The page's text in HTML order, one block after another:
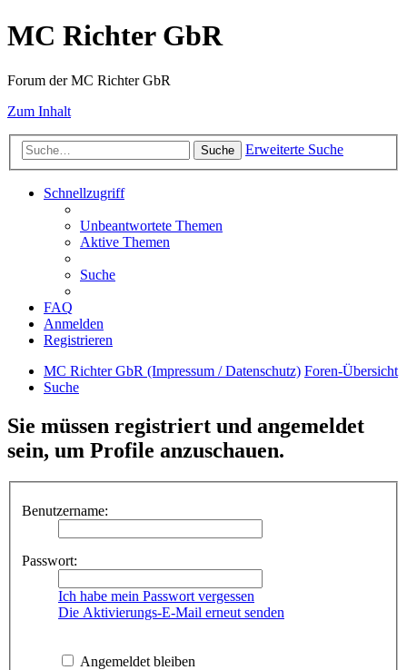
MC Richter GbR
Forum der MC Richter GbR
Zum Inhalt
Suche Erweiterte Suche
Schnellzugriff
Unbeantwortete Themen
Aktive Themen
Suche
FAQ
Anmelden
Registrieren
MC Richter GbR (Impressum / Datenschutz) Foren-Übersicht
Suche
Sie müssen registriert und angemeldet
sein, um Profile anzuschauen.
Benutzername:
Passwort:
Ich habe mein Passwort vergessen
Die Aktivierungs-E-Mail erneut senden
Angemeldet bleiben